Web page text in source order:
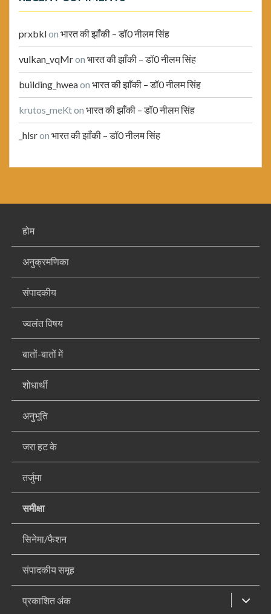
prxbklon भारत की झाँकी – डॉ0 नीलम सिंह
vulkan_vqMron भारत की झाँकी – डॉ0 नीलम सिंह
building_hweaon भारत की झाँकी – डॉ0 नीलम सिंह
krutos_meKton भारत की झाँकी – डॉ0 नीलम सिंह
_hlsron भारत की झाँकी – डॉ0 नीलम सिंह
होम
अनुक्रमणिका
संपादकीय
ज्वलंत विषय
बातों-बातों में
शोधार्थी
अनुभूति
जरा हट के
तर्जुमा
समीक्षा
सिनेमा/फैशन
संपादकीय समूह
प्रकाशित अंक